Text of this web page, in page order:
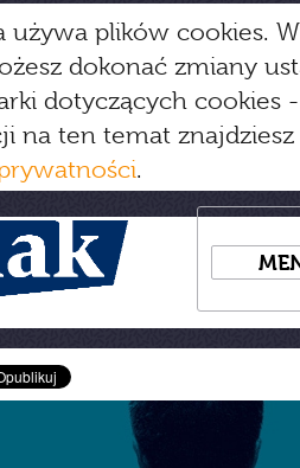
używa plików cookies.
dokonać zmiany
dotyczących cookies
na ten temat
.